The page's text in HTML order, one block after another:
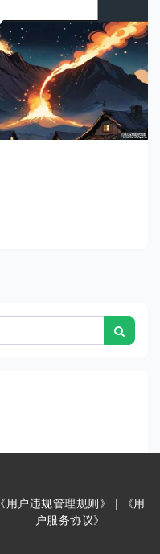
《用户违规管理规则》 |
《用
户服务协议》